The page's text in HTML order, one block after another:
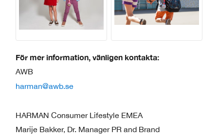
För mer information, vänligen kontakta:
AWB
harman@awb.se
HARMAN Consumer Lifestyle EMEA
Marije Bakker, Dr. Manager PR and Brand